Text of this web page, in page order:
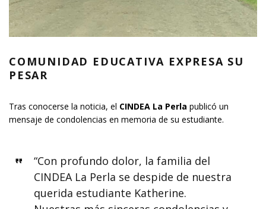
COMUNIDAD EDUCATIVA EXPRESA SU
PESAR
Tras conocerse la noticia, el CINDEA La Perla publicó un
mensaje de condolencias en memoria de su estudiante.
“Con profundo dolor, la familia del
CINDEA La Perla se despide de nuestra
querida estudiante Katherine.